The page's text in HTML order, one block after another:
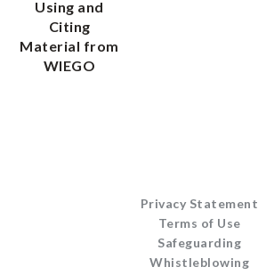
Using and
Citing
Material from
WIEGO
Privacy Statement
Terms of Use
Safeguarding
Whistleblowing